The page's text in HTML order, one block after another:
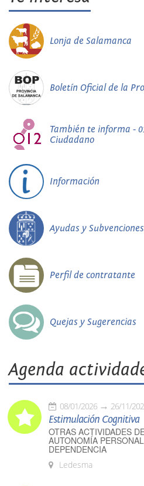
Lonja de Salamanca
Boletín Oficial de la
También te informa -
Ciudadano
Información
Ayudas y Subvenciones
Perfil de contratante
Quejas y Sugerencias
Agenda
08/01/2026 26/11/
Estimulación Cognitiva
OTRAS ACTIVIDADES
AUTONOMÍA
DEPENDENCIA
Ledesma